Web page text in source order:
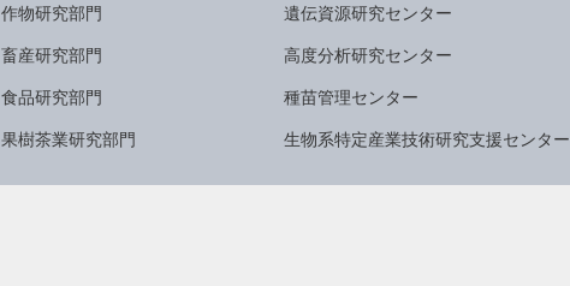
作物研究部門
畜産研究部門
食品研究部門
果樹茶業研究部門
遺伝資源研究センター
高度分析研究センター
種苗管理センター
生物系特定産業技術研究支援センター